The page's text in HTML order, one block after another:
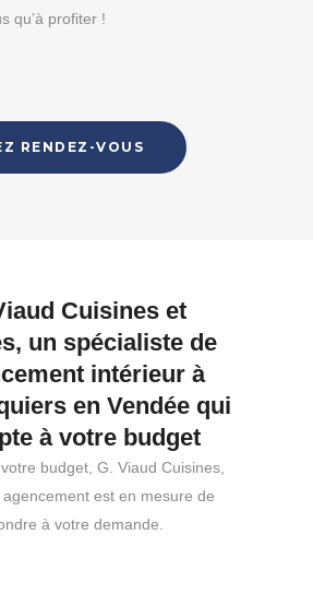
qu’à profiter !
RENDEZ-VOUS
Cuisines et
un spécialiste de
intérieur à
en Vendée qui
à votre budget
budget, G. Viaud Cuisines,
est en mesure de
à votre demande.